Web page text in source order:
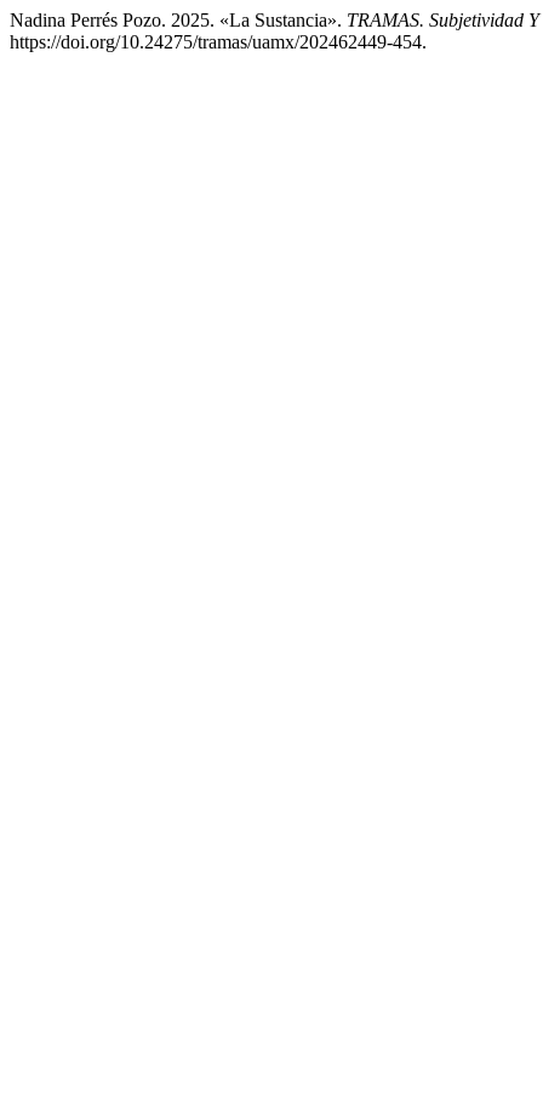
Nadina Perrés Pozo. 2025. «La Sustancia». TRAMAS. Subjetividad
https://doi.org/10.24275/tramas/uamx/202462449-454.